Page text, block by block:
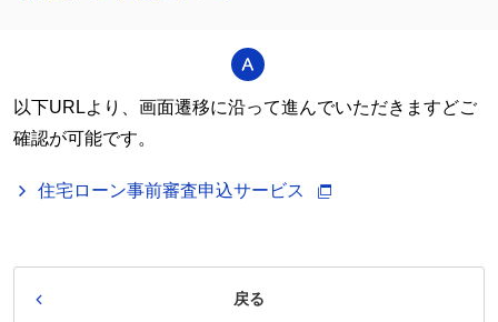
以下URLより、画面遷移に沿って進んでいただきますどご
確認が可能です。
住宅ローン事前審査申込サービス
戻る